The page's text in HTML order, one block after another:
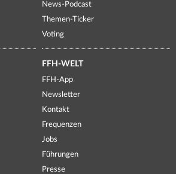
News-Podcast
Themen-Ticker
Voting
FFH-WELT
FFH-App
Newsletter
Kontakt
Frequenzen
Jobs
Führungen
Presse